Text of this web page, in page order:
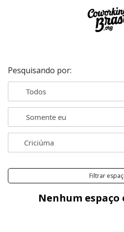
Pesquisando por:
Filtrar
Nenhum